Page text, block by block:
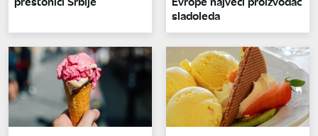
sladoleda